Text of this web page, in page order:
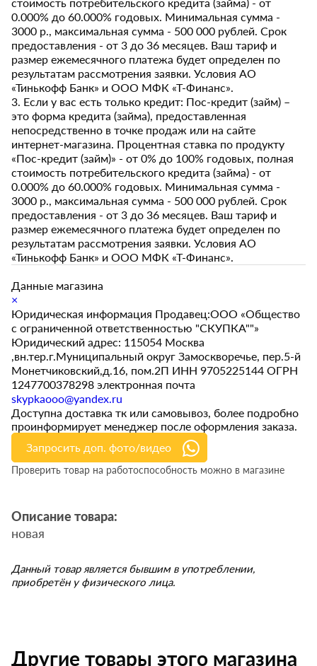
0.000% до 60.000% годовых. Минимальная сумма -
3000 р., максимальная сумма - 500 000 рублей. Срок
предоставления - от 3 до 36 месяцев. Ваш тариф и
размер ежемесячного платежа будет определен по
результатам рассмотрения заявки. Условия АО
«Тинькофф Банк» и ООО МФК «Т-Финанс».
3. Если у вас есть только кредит: Пос-кредит (займ) –
это форма кредита (займа), предоставленная
непосредственно в точке продаж или на сайте
интернет-магазина. Процентная ставка по продукту
«Пос-кредит (займ)» - от 0% до 100% годовых, полная
стоимость потребительского кредита (займа) - от
0.000% до 60.000% годовых. Минимальная сумма -
3000 р., максимальная сумма - 500 000 рублей. Срок
предоставления - от 3 до 36 месяцев. Ваш тариф и
размер ежемесячного платежа будет определен по
результатам рассмотрения заявки. Условия АО
«Тинькофф Банк» и ООО МФК «Т-Финанс».
Данные магазина
×
Юридическая информация Продавец:ООО «Общество
с ограниченной ответственностью "СКУПКА""»
Юридический адрес: 115054 Москва
,вн.тер.г.Муниципальный округ Замоскворечье, пер.5-й
Монетчиковский,д.16, пом.2П ИНН 9705225144 ОГРН
1247700378298 электронная почта
skypkaooo@yandex.ru
Доступна доставка тк или самовывоз, более подробно
проинформирует менеджер после оформления заказа.
Запросить доп. фото/видео
Проверить товар на работоспособность можно в магазине
Описание товара:
новая
Данный товар является бывшим в употреблении,
приобретён у физического лица.
Другие товары этого магазина